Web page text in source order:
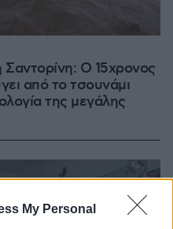
My Personal
Ο 15χρονος
από το τσουνάμι
της μεγάλης